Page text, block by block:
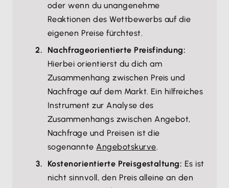
oder wenn du unangenehme
Reaktionen des Wettbewerbs auf die
eigenen Preise fürchtest.
Nachfrageorientierte Preisfindung:
Hierbei orientierst du dich am
Zusammenhang zwischen Preis und
Nachfrage auf dem Markt. Ein hilfreiches
Instrument zur Analyse des
Zusammenhangs zwischen Angebot,
Nachfrage und Preisen ist die
sogenannteAngebotskurve.
Kostenorientierte Preisgestaltung: Es ist
nicht sinnvoll, den Preis alleine an den